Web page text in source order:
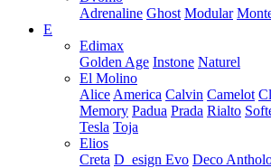
Adrenaline Ghost Modular
E
Edimax
Golden Age Instone Naturel
El Molino
Alice America Calvin Camelot
Memory Padua Prada Rialto
Tesla Toja
Elios
Creta D_esign Evo Deco